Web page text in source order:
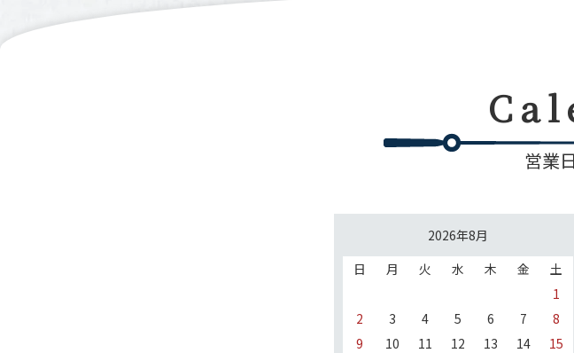
営業
2026年8月
日
月 火 水 木 金
土
1
2
3 4 5 6 7
8
9
10 11 12 13 14
15